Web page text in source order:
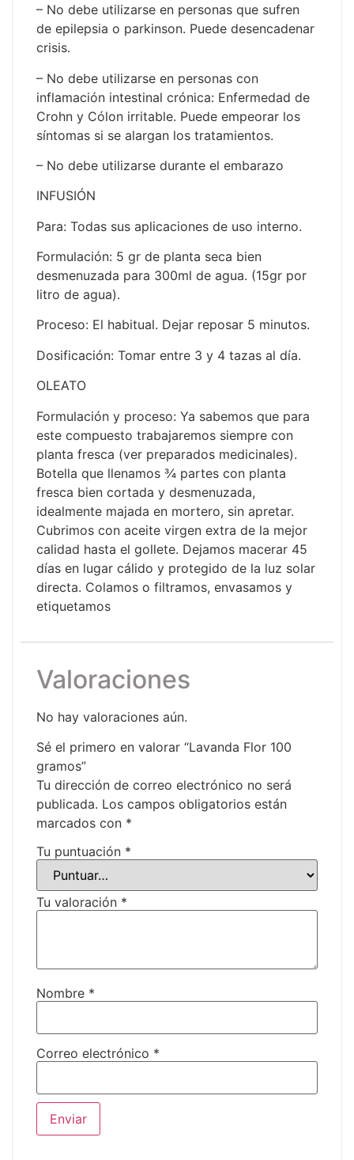
– No debe utilizarse en personas que sufren
de epilepsia o parkinson. Puede desencadenar
crisis.
– No debe utilizarse en personas con
inflamación intestinal crónica: Enfermedad de
Crohn y Cólon irritable. Puede empeorar los
síntomas si se alargan los tratamientos.
– No debe utilizarse durante el embarazo
INFUSIÓN
Para: Todas sus aplicaciones de uso interno.
Formulación: 5 gr de planta seca bien
desmenuzada para 300ml de agua. (15gr por
litro de agua).
Proceso: El habitual. Dejar reposar 5 minutos.
Dosificación: Tomar entre 3 y 4 tazas al día.
OLEATO
Formulación y proceso: Ya sabemos que para
este compuesto trabajaremos siempre con
planta fresca (ver preparados medicinales).
Botella que llenamos ¾ partes con planta
fresca bien cortada y desmenuzada,
idealmente majada en mortero, sin apretar.
Cubrimos con aceite virgen extra de la mejor
calidad hasta el gollete. Dejamos macerar 45
días en lugar cálido y protegido de la luz solar
directa. Colamos o filtramos, envasamos y
etiquetamos
Valoraciones
No hay valoraciones aún.
Sé el primero en valorar “Lavanda Flor 100
gramos”
Tu dirección de correo electrónico no será
publicada. Los campos obligatorios están
marcados con *
Tu puntuación *
Tu valoración *
Nombre *
Correo electrónico *